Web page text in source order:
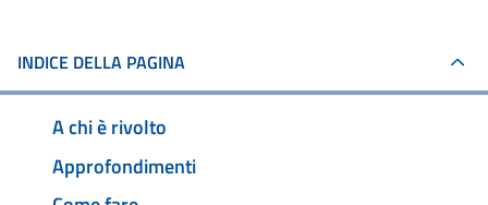
INDICE DELLA PAGINA
A chi è rivolto
Approfondimenti